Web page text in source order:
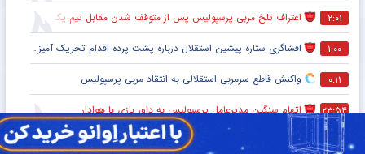
۲:۰۱ اعتراف تلخ مربی پرسپولیس پس از متوقف شدن مقابل تیم یک استقلالی
۱:۰۰ افشاگری ستاره پیشین استقلال درباره پشت پرده اقدام تحریک آمیز خود مقابل هواداران پرسپولیس
۰:۱۱ واکنش قاطع سرمربی استقلالی به انتقاد مربی پرسپولیس
۲۳:۵۴ اتهام سنگین مدیرعامل پرسپولیس به داور بازی با هوادار
۲۳:۳۶ بلوغ فکری هواداران پرسپولیس پس از پنج قهرمانی لیگ برتر ؛ اتفاقی تاریخی پس از پایان بازی با هوادار